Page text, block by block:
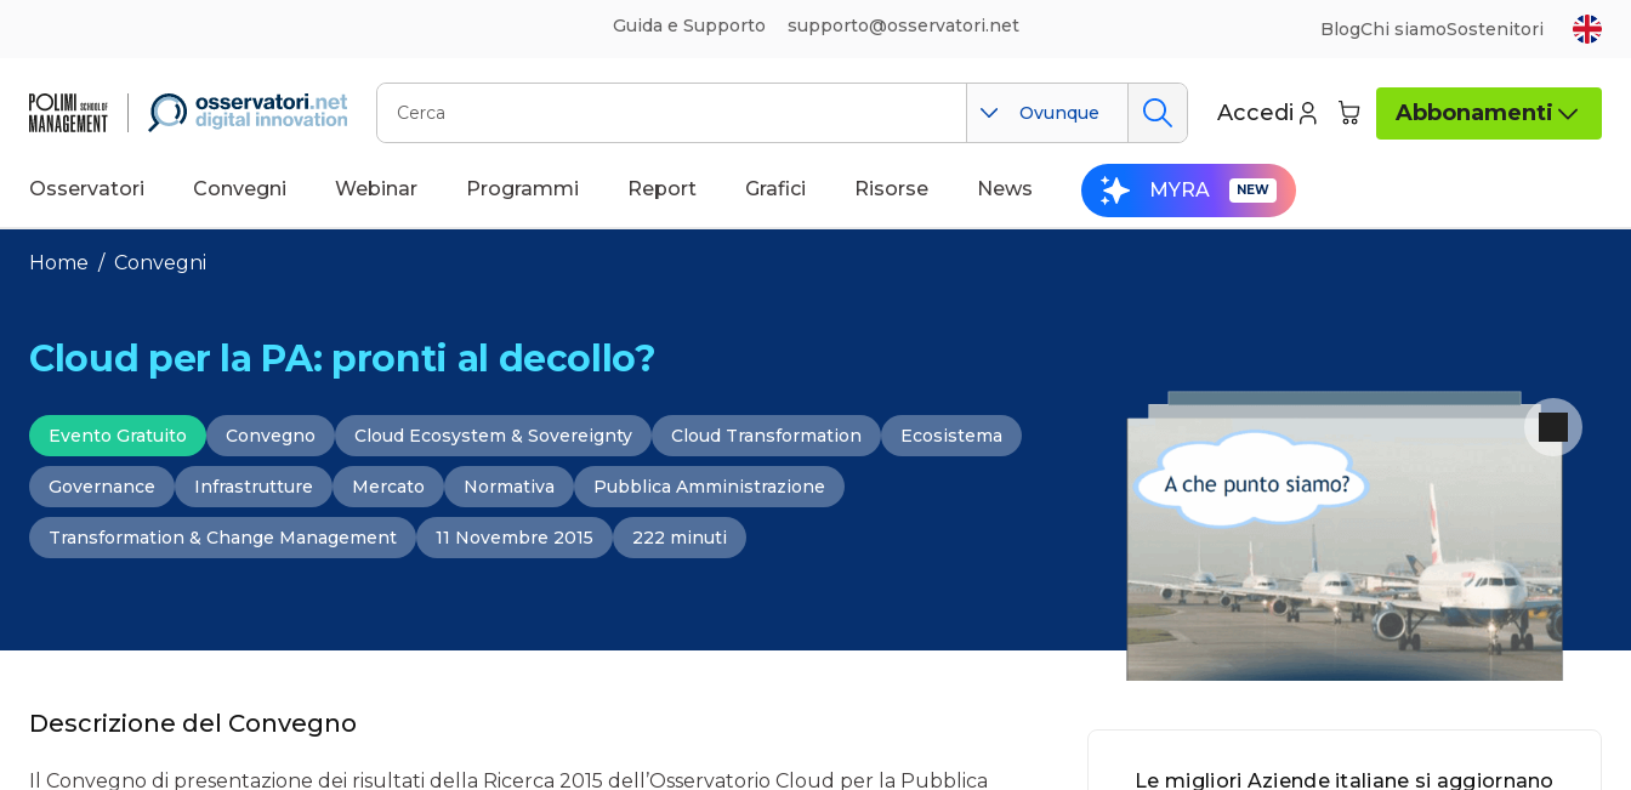
Guida e Supporto supporto@osservatori.net BlogChi siamoSostenitori
Cerca
Ovunque Accedi Abbonamenti
Osservatori Convegni Webinar Programmi Report Grafici Risorse News MYRA
Home / Convegni
Cloud per la PA: pronti al decollo?
Evento Gratuito Convegno Cloud Ecosystem & Sovereignty Cloud Transformation Ecosistema
Governance Infrastrutture Mercato Normativa Pubblica Amministrazione
Transformation & Change Management 11 Novembre 2015 222 minuti
Descrizione del Convegno
Il Convegno di presentazione dei risultati della Ricerca 2015 dell’Osservatorio Cloud per la Pubblica
Le migliori Aziende italiane si aggiornano